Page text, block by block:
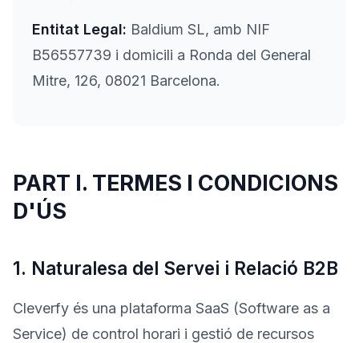
Iniciar sessió
Entitat Legal: Baldium SL, amb NIF
B56557739 i domicili a Ronda del General
Mitre, 126, 08021 Barcelona.
PART I. TERMES I CONDICIONS
D'ÚS
1. Naturalesa del Servei i Relació B2B
Cleverfy és una plataforma SaaS (Software as a
Service) de control horari i gestió de recursos